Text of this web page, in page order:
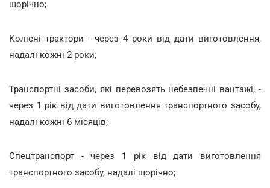
щорічно;
Колісні трактори - через 4 роки від дати виготовлення,
надалі кожні 2 роки;
Транспортні засоби, які перевозять небезпечні вантажі, -
через 1 рік від дати виготовлення транспортного засобу,
надалі кожні 6 місяців;
Спецтранспорт - через 1 рік від дати виготовлення
транспортного засобу, надалі щорічно;